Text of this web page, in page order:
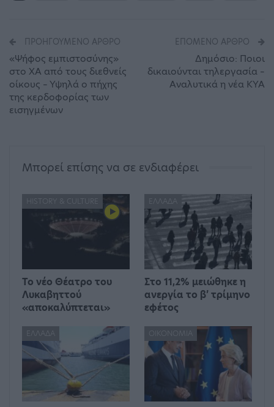
ΠΡΟΗΓΟΎΜΕΝΟ ΆΡΘΡΟ
«Ψήφος εμπιστοσύνης»
στο ΧΑ από τους διεθνείς
οίκους – Υψηλά ο πήχης
της κερδοφορίας των
εισηγμένων
ΕΠΌΜΕΝΟ ΆΡΘΡΟ
Δημόσιο: Ποιοι
δικαιούνται τηλεργασία –
Aναλυτικά η νέα ΚΥΑ
Μπορεί επίσης να σε ενδιαφέρει
HISTORY & CULTURE
Το νέο Θέατρο του
Λυκαβηττού
«αποκαλύπτεται»
ΕΛΛΆΔΑ
Στο 11,2% μειώθηκε η
ανεργία το β’ τρίμηνο
εφέτος
ΕΛΛΆΔΑ ΟΙΚΟΝΟΜΊΑ